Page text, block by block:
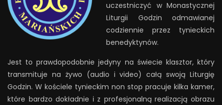
uczestniczyć w Monastycznej
Liturgii Godzin odmawianej
codziennie przez tynieckich
benedyktynów.
Jest to prawdopodobnie jedyny na świecie klasztor, który
transmituje na żywo (audio i video) całą swoją Liturgię
Godzin. W kościele tynieckim non stop pracuje kilka kamer,
które bardzo dokładnie i z profesjonalną realizacją obrazu